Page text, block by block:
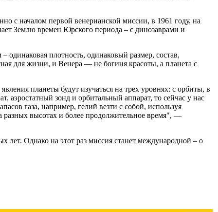
с началом первой венерианской миссии, в 1961 году, на
Землю времен Юрского периода – с динозаврами и
плотность, одинаковый размер, состав,
для жизни, и Венера — не богиня красоты, а планета с
планеты будут изучаться на трех уровнях: с орбиты, в
аэростатный зонд и орбитальный аппарат, то сейчас у нас
газа, например, гелий везти с собой, используя
разных высотах и более продолжительное время", —
Однако на этот раз миссия станет международной – о